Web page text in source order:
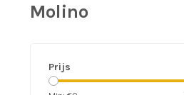
Molino
Prijs